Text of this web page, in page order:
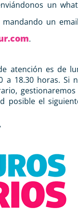
un
mandando un email
.
atención es de
a 18.30 horas. Si
posible el